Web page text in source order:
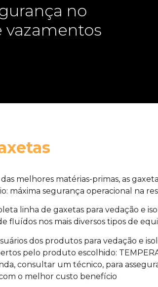
no
vazamentos
melhores matérias-primas, as
máxima segurança operacional na
linha de gaxetas para vedação e
fluídos nos mais diversos tipos de
dos produtos para vedação e
pelo produto escolhido:
consultar um técnico, para
o melhor custo benefício